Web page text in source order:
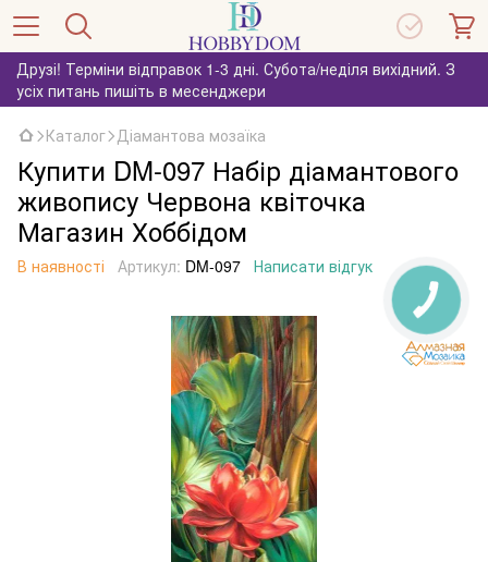
Друзі! Терміни відправок 1-3 дні. Субота/неділя вихідний. З
усіх питань пишіть в месенджери
Каталог Діамантова мозаїка
Купити DM-097 Набір діамантового
живопису Червона квіточка
Магазин Хоббідом
В наявності Артикул: DM-097 Написати відгук
КНОПКА
ЗВ'ЯЗКУ